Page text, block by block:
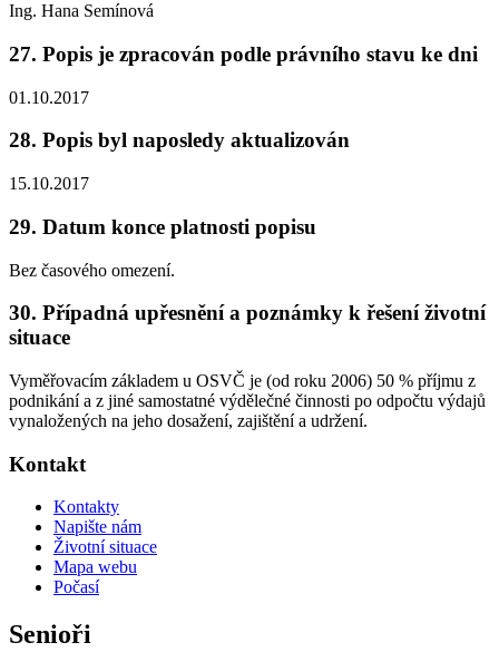
Ing. Hana Semínová
27. Popis je zpracován podle právního stavu ke dni
01.10.2017
28. Popis byl naposledy aktualizován
15.10.2017
29. Datum konce platnosti popisu
Bez časového omezení.
30. Případná upřesnění a poznámky k řešení životní
situace
Vyměřovacím základem u OSVČ je (od roku 2006) 50 % příjmu z
podnikání a z jiné samostatné výdělečné činnosti po odpočtu výdajů
vynaložených na jeho dosažení, zajištění a udržení.
Kontakt
Kontakty
Napište nám
Životní situace
Mapa webu
Počasí
Senioři